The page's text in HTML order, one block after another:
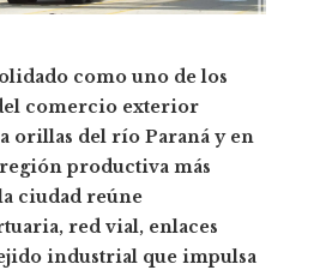
como uno de los
comercio exterior
orillas del río Paraná y en
productiva más
ciudad reúne
red vial, enlaces
industrial que impulsa